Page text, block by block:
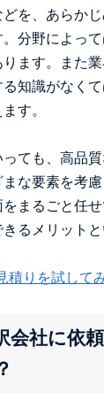
を、あらか
。分野によっ
ます。また
知識がなく
す。
ても、高品
まな要素を考
まるごと任
るメリットと
積りを試して
会社に依